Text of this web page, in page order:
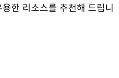
한 리소스를 추천해 드립니